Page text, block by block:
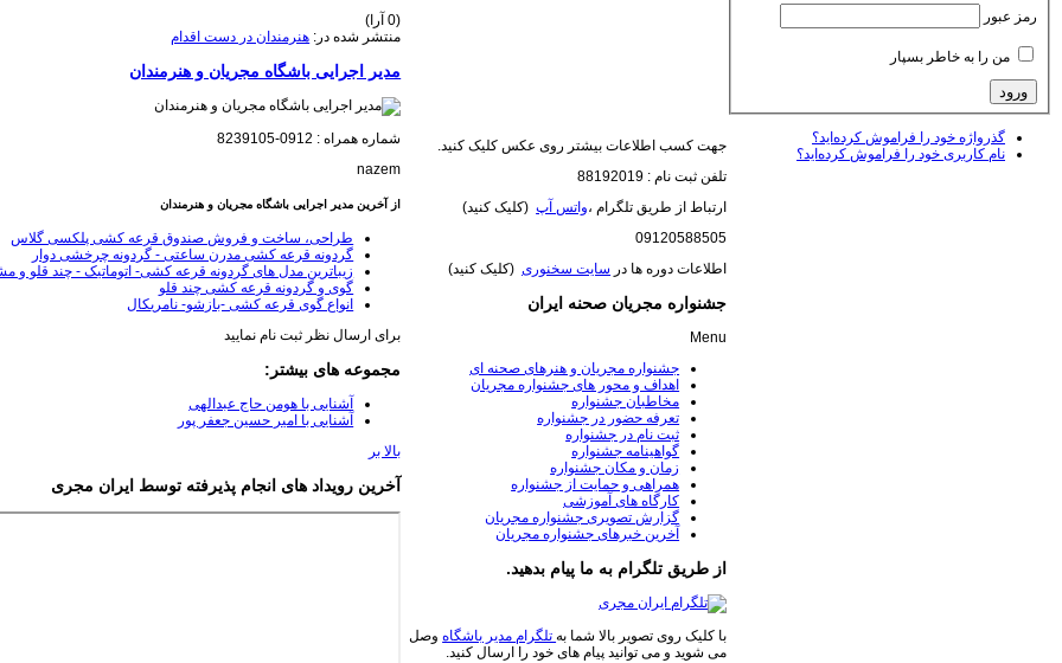
(0 آرا)
منتشر شده در: هنرمندان در دست اقدام
مدیر اجرایی باشگاه مجریان و هنرمندان
شماره همراه : 0912-8239105
nazem
از آخرین مدیر اجرایی باشگاه مجریان و هنرمندان
طراحی، ساخت و فروش صندوق قرعه کشی پلکسی گلاس
گردونه قرعه کشی مدرن ساعتی - گردونه چرخشی دوار
زیباترین مدل های گردونه قرعه کشی- اتوماتیک - چند قلو و
گوی و گردونه قرعه کشی چند قلو
انواع گوی قرعه کشی -بازشو- نامریکال
برای ارسال نظر ثبت نام نمایید
مجموعه های بیشتر:
آشنایی با هومن حاج عبدالهی
آشنایی با امیر حسین جعفر پور
بالا بر
آخرین رویداد های انجام پذیرفته توسط ایران مجری
جهت کسب اطلاعات بیشتر روی عکس کلیک کنید.
تلفن ثبت نام : 88192019
ارتباط از طریق تلگرام ،واتس آپ(کلیک کنید)
09120588505
اطلاعات دوره ها در سایت سخنوری(کلیک کنید)
جشنواره مجریان صحنه ایران
Menu
جشنواره مجریان و هنرهای صحنه ای
اهداف و محور های جشنواره مجریان
مخاطبان جشنواره
تعرفه حضور در جشنواره
ثبت نام در جشنواره
گواهینامه جشنواره
زمان و مکان جشنواره
همراهی و حمایت از جشنواره
کارگاه های آموزشی
گزارش تصویری جشنواره مجریان
آخرین خبرهای جشنواره مجریان
از طریق تلگرام به ما پیام بدهید.
با کلیک روی تصویر بالا شما بهتلگرام مدیر باشگاهوصل
می شوید و می توانید پیام های خود را ارسال کنید.
رمز عبور
من را به خاطر بسپار
گذرواژه خود را فراموش کرده‌اید؟
نام کاربری خود را فراموش کرده‌اید؟